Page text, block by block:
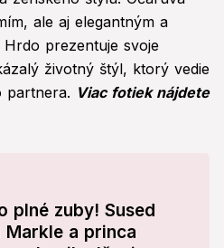
ale aj elegantným a
prezentuje svoje
životný štýl, ktorý vedie
partnera. Viac fotiek nájdete
plné zuby! Sused
Markle a princa